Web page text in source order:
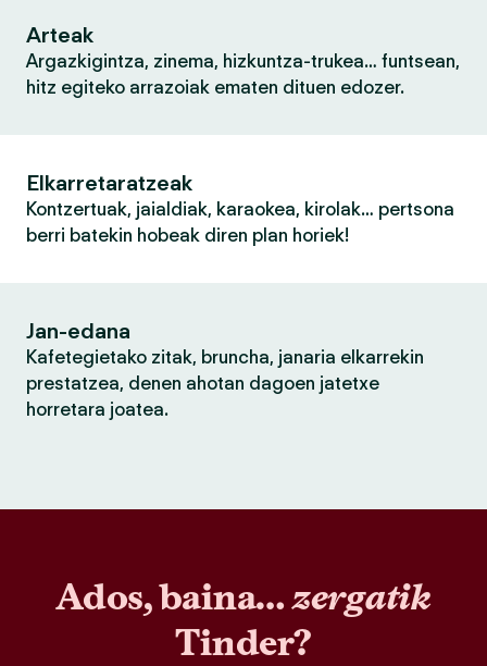
Arteak
Argazkigintza, zinema, hizkuntza-trukea… funtsean,
hitz egiteko arrazoiak ematen dituen edozer.
Elkarretaratzeak
Kontzertuak, jaialdiak, karaokea, kirolak… pertsona
berri batekin hobeak diren plan horiek!
Jan-edana
Kafetegietako zitak, bruncha, janaria elkarrekin
prestatzea, denen ahotan dagoen jatetxe
horretara joatea.
Ados, baina…zergatik
Tinder?